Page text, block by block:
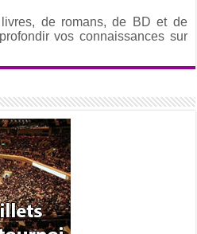
de romans, de BD et de
vos connaissances sur